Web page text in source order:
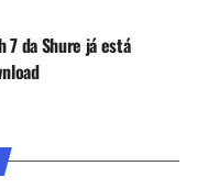
escolas, igrejas e
design de som
7 da Shure já está